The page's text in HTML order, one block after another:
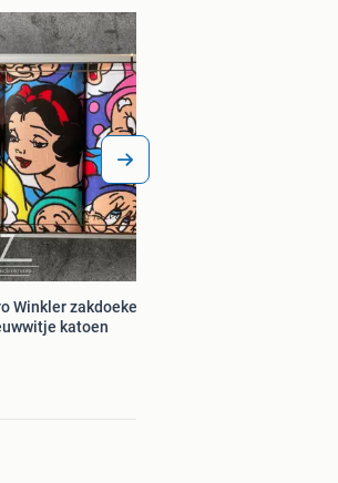
Winkler zakdoeken
katoen